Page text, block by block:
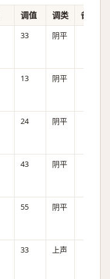
调值 调类 备注
33 阴平
13 阴平
24 阴平
43 阴平
55 阴平
33 上声